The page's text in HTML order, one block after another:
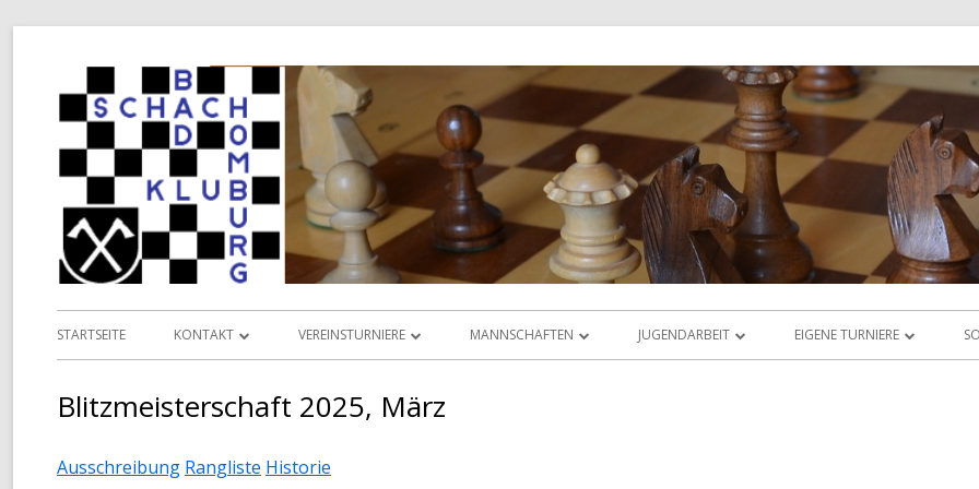
Primäres
STARTSEITE KONTAKT
TERMINKALENDER
VEREINSTURNIERE
SENIOREN-MEISTERSCHAFT
MANNSCHAFTEN JUGENDARBEIT EIGENE TURNIERE
Blitzmeisterschaft 2025, März
Ausschreibung Rangliste Historie